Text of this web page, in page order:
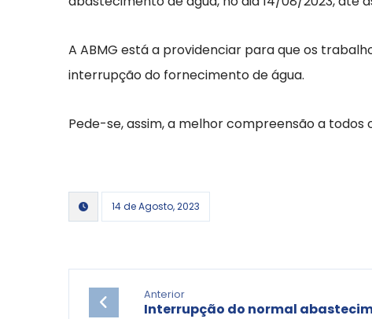
A ABMG está a providenciar para que os
interrupção do fornecimento de água.
Pede-se, assim, a melhor compreensão a
14 de Agosto, 2023
Anterior
Interrupção do normal